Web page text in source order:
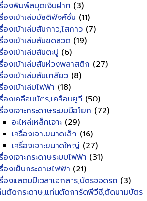
องพิมพ์สมุดเงินฝาก (3)
องเข้าเล่มมัลติฟังค์ชั่น (11)
องเข้าเล่มสันกาว,ไสกาว (7)
องเข้าเล่มสันขดลวด (19)
องเข้าเล่มสันตะปู (6)
องเข้าเล่มสันห่วงพลาสติก (27)
องเข้าเล่มสันเกลียว (8)
องเข้าเล่มไฟฟ้า (18)
องเคลือบบัตร,เคลือบยูวี (50)
องเจาะกระดาษระบบมือโยก (72)
อะไหล่เหล็กเจาะ (29)
เครื่องเจาะขนาดเล็ก (16)
เครื่องเจาะขนาดใหญ่ (27)
องเจาะกระดาษระบบไฟฟ้า (31)
องเย็บกระดาษไฟฟ้า (21)
องแสตมป์เวลาเอกสาร,บัตรจอดรถ (3)
นตัดกระดาษ,แท่นตัดการ์ดพีวีซี,ตัดนามบัตร